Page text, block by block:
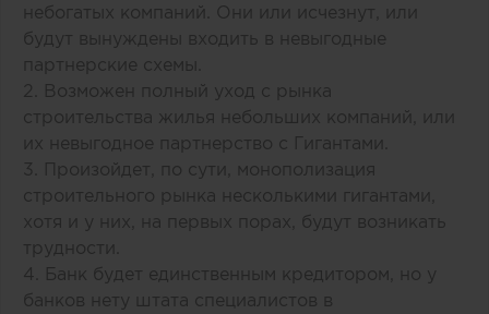
небогатых компаний. Они или исчезнут, или
будут вынуждены входить в невыгодные
партнерские схемы.
2. Возможен полный уход с рынка
строительства жилья небольших компаний, или
их невыгодное партнерство с Гигантами.
3. Произойдет, по сути, монополизация
строительного рынка несколькими гигантами,
хотя и у них, на первых порах, будут возникать
трудности.
4. Банк будет единственным кредитором, но у
банков нету штата специалистов в